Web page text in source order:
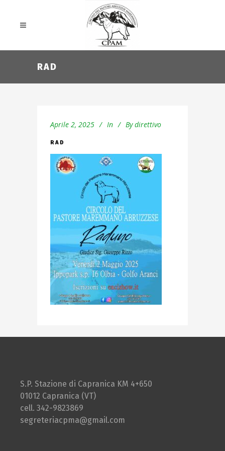
RAD
Aprile 2, 2025 In By direttivo
RAD
S.P. Stazione di Capranica KM 4+650
01012 Capranica (VT)
cell. 342-9823869
segreteriacpma@gmail.com